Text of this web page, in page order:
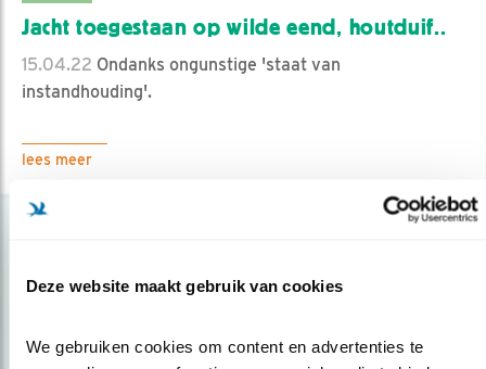
Deze website maakt gebruik van cookies
We gebruiken cookies om content en advertenties te
Jacht toegestaan op wilde eend, houtduif..
15.04.22 Ondanks ongunstige 'staat van
instandhouding'.
lees meer